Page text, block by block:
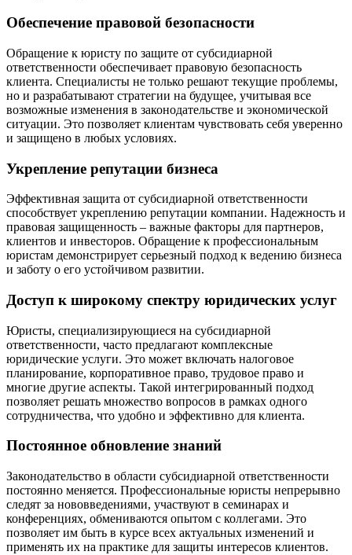
Обеспечение правовой безопасности
Обращение к юристу по защите от субсидиарной
ответственности обеспечивает правовую безопасность
клиента. Специалисты не только решают текущие проблемы,
но и разрабатывают стратегии на будущее, учитывая все
возможные изменения в законодательстве и экономической
ситуации. Это позволяет клиентам чувствовать себя уверенно
и защищено в любых условиях.
Укрепление репутации бизнеса
Эффективная защита от субсидиарной ответственности
способствует укреплению репутации компании. Надежность и
правовая защищенность – важные факторы для партнеров,
клиентов и инвесторов. Обращение к профессиональным
юристам демонстрирует серьезный подход к ведению бизнеса
и заботу о его устойчивом развитии.
Доступ к широкому спектру юридических услуг
Юристы, специализирующиеся на субсидиарной
ответственности, часто предлагают комплексные
юридические услуги. Это может включать налоговое
планирование, корпоративное право, трудовое право и
многие другие аспекты. Такой интегрированный подход
позволяет решать множество вопросов в рамках одного
сотрудничества, что удобно и эффективно для клиента.
Постоянное обновление знаний
Законодательство в области субсидиарной ответственности
постоянно меняется. Профессиональные юристы непрерывно
следят за нововведениями, участвуют в семинарах и
конференциях, обмениваются опытом с коллегами. Это
позволяет им быть в курсе всех актуальных изменений и
применять их на практике для защиты интересов клиентов.